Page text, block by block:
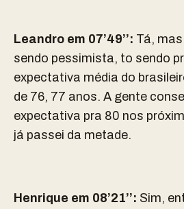
Leandro em 07’49’’: Tá,
sendo pessimista, to sendo
expectativa média do
de 76, 77 anos. A gente
expectativa pra 80 nos
já passei da metade.
Henrique em 08’21’’: Sim,